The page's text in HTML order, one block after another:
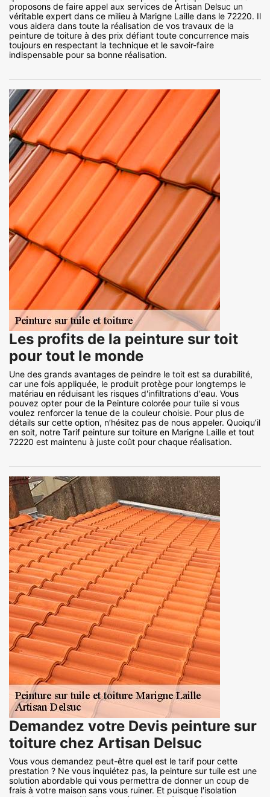
proposons de faire appel aux services de Artisan Delsuc un
véritable expert dans ce milieu à Marigne Laille dans le 72220. Il
vous aidera dans toute la réalisation de vos travaux de la
peinture de toiture à des prix défiant toute concurrence mais
toujours en respectant la technique et le savoir-faire
indispensable pour sa bonne réalisation.
Les profits de la peinture sur toit
pour tout le monde
Une des grands avantages de peindre le toit est sa durabilité,
car une fois appliquée, le produit protège pour longtemps le
matériau en réduisant les risques d'infiltrations d'eau. Vous
pouvez opter pour de la Peinture colorée pour tuile si vous
voulez renforcer la tenue de la couleur choisie. Pour plus de
détails sur cette option, n’hésitez pas de nous appeler. Quoiqu’il
en soit, notre Tarif peinture sur toiture en Marigne Laille et tout
72220 est maintenu à juste coût pour chaque réalisation.
Demandez votre Devis peinture sur
toiture chez Artisan Delsuc
Vous vous demandez peut-être quel est le tarif pour cette
prestation ? Ne vous inquiétez pas, la peinture sur tuile est une
solution abordable qui vous permettra de donner un coup de
frais à votre maison sans vous ruiner. Et puisque l'isolation